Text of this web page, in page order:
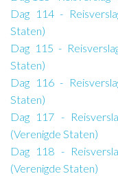
Dag 114 -
Staten)
Dag 115 -
Staten)
Dag 116 -
Staten)
Dag 117 -
(Verenigde Staten)
Dag 118 -
(Verenigde Staten)